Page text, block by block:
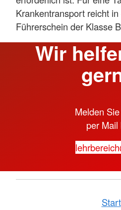
Krankentransport reicht
Führerschein der Klasse
Wir
Melden
per Mail
Start